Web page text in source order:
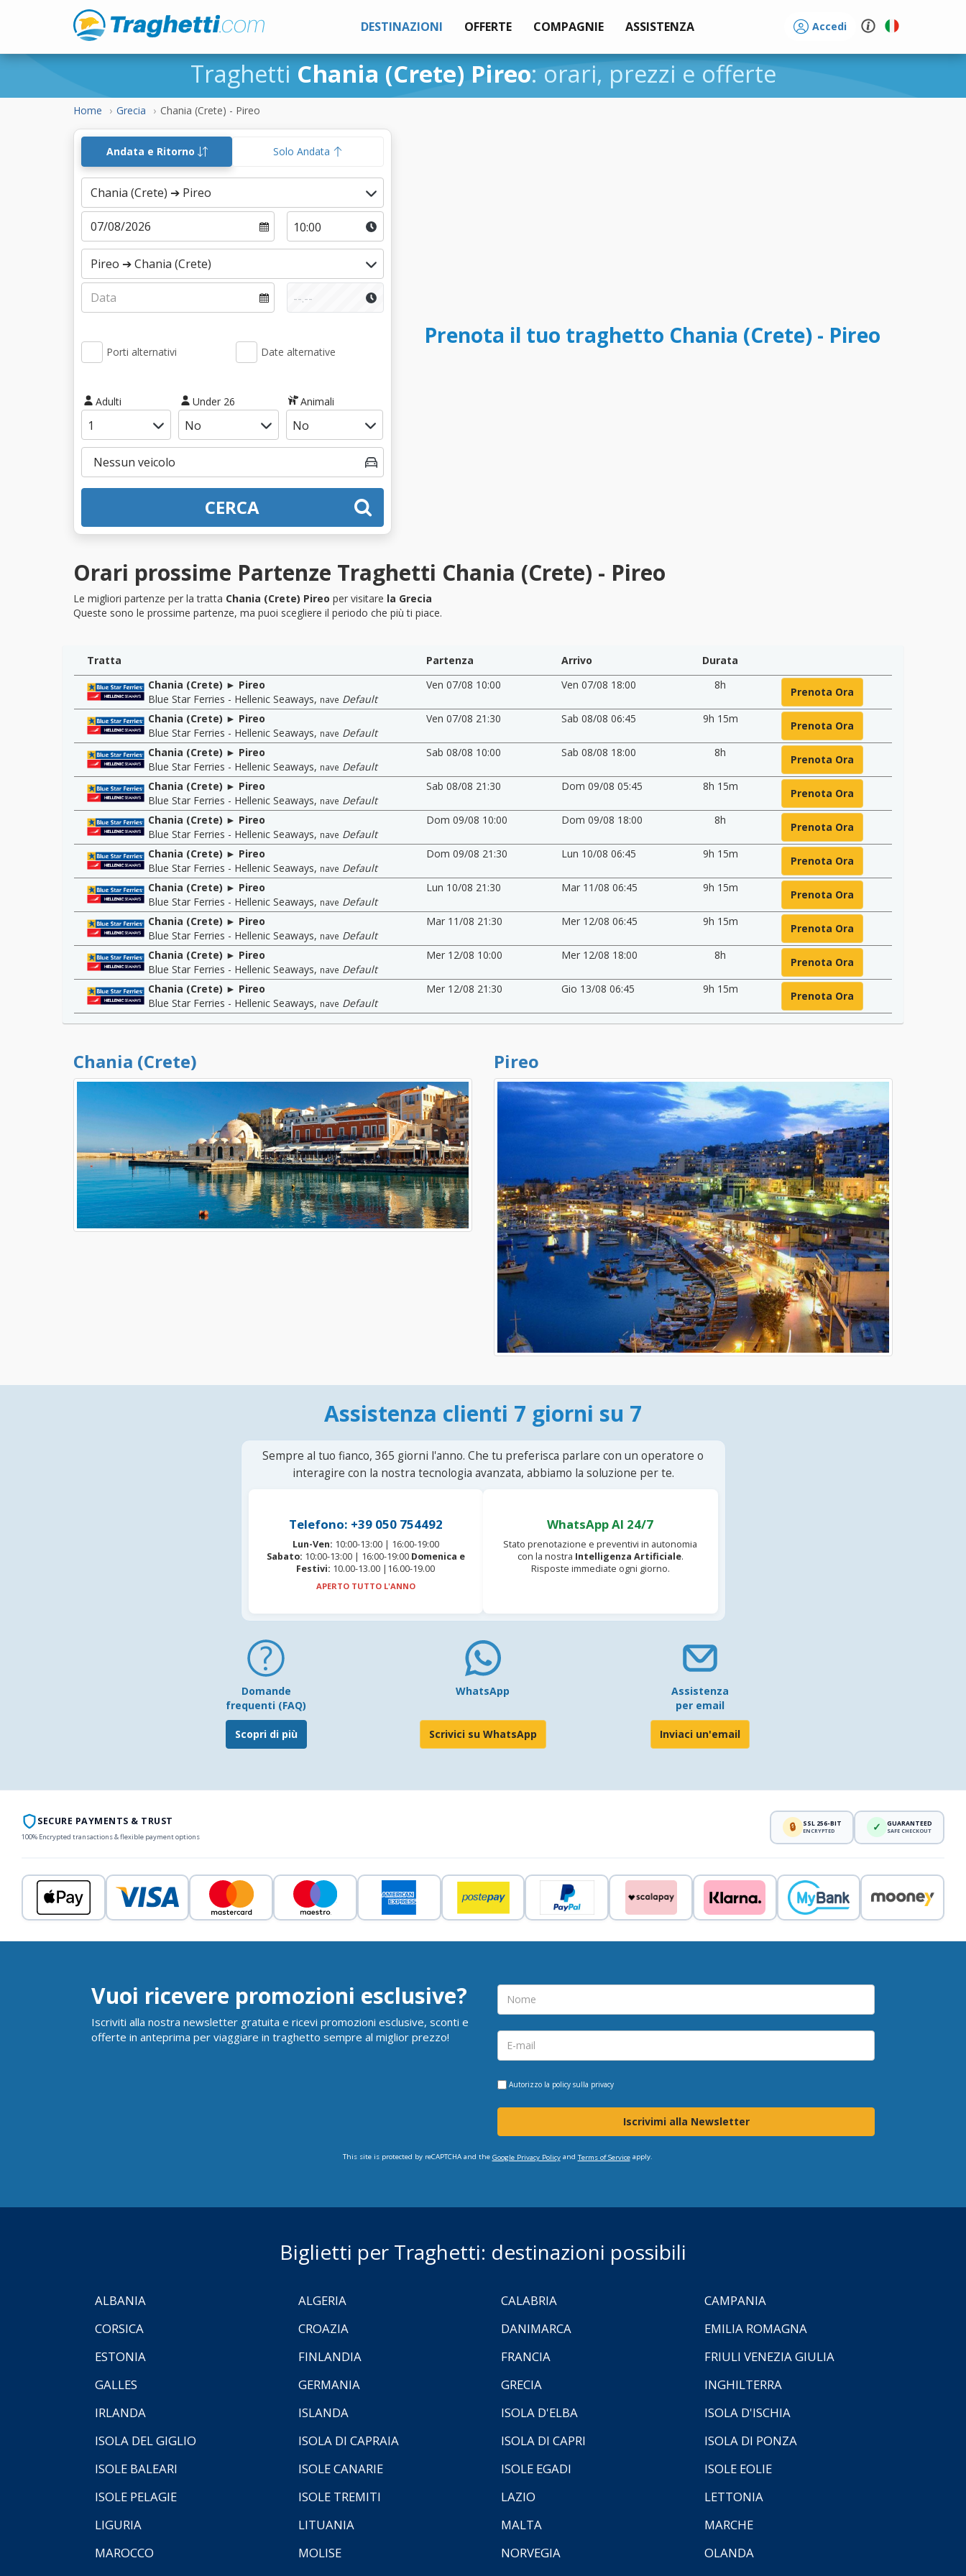
DESTINAZIONI OFFERTE COMPAGNIE ASSISTENZA Accedi
Traghetti Chania (Crete) Pireo: orari, prezzi e offerte
Home Grecia Chania (Crete) - Pireo
Andata e Ritorno Solo Andata
Porti alternativi Date alternative
Adulti Under 26 Animali
CERCA
Prenota il tuo traghetto Chania (Crete) - Pireo
Orari prossime Partenze Traghetti Chania (Crete) - Pireo
Le migliori partenze per la tratta Chania (Crete) Pireo per visitare la Grecia
Queste sono le prossime partenze, ma puoi scegliere il periodo che più ti piace.
Tratta Partenza Arrivo
Durata
Chania (Crete) ► Pireo
Blue Star Ferries - Hellenic Seaways, nave Default
Ven 07/08 10:00 Ven 07/08 18:00 8h
Prenota Ora
Chania (Crete) ► Pireo
Blue Star Ferries - Hellenic Seaways, nave Default
Ven 07/08 21:30 Sab 08/08 06:45 9h 15m
Prenota Ora
Chania (Crete) ► Pireo
Blue Star Ferries - Hellenic Seaways, nave Default
Sab 08/08 10:00 Sab 08/08 18:00 8h
Prenota Ora
Chania (Crete) ► Pireo
Blue Star Ferries - Hellenic Seaways, nave Default
Sab 08/08 21:30 Dom 09/08 05:45 8h 15m
Prenota Ora
Chania (Crete) ► Pireo
Blue Star Ferries - Hellenic Seaways, nave Default
Dom 09/08 10:00 Dom 09/08 18:00 8h
Prenota Ora
Chania (Crete) ► Pireo
Blue Star Ferries - Hellenic Seaways, nave Default
Dom 09/08 21:30 Lun 10/08 06:45 9h 15m
Prenota Ora
Chania (Crete) ► Pireo
Blue Star Ferries - Hellenic Seaways, nave Default
Lun 10/08 21:30 Mar 11/08 06:45 9h 15m
Prenota Ora
Chania (Crete) ► Pireo
Blue Star Ferries - Hellenic Seaways, nave Default
Mar 11/08 21:30 Mer 12/08 06:45 9h 15m
Prenota Ora
Chania (Crete) ► Pireo
Blue Star Ferries - Hellenic Seaways, nave Default
Mer 12/08 10:00 Mer 12/08 18:00 8h
Prenota Ora
Chania (Crete) ► Pireo
Blue Star Ferries - Hellenic Seaways, nave Default
Mer 12/08 21:30 Gio 13/08 06:45 9h 15m
Prenota Ora
Chania (Crete) Pireo
Assistenza clienti 7 giorni su 7
Sempre al tuo fianco, 365 giorni l'anno. Che tu preferisca parlare con un operatore o
interagire con la nostra tecnologia avanzata, abbiamo la soluzione per te.
Telefono: +39 050 754492
Lun-Ven: 10:00-13:00 | 16:00-19:00
Sabato: 10:00-13:00 | 16:00-19:00 Domenica e
Festivi: 10.00-13.00 |16.00-19.00
APERTO TUTTO L'ANNO
WhatsApp AI 24/7
Stato prenotazione e preventivi in autonomia
con la nostra Intelligenza Artificiale.
Risposte immediate ogni giorno.
Domande
frequenti (FAQ)
Scopri di più
WhatsApp
Scrivici su WhatsApp
Assistenza
per email
Inviaci un'email
SECURE PAYMENTS & TRUST
100% Encrypted transactions & flexible payment options
🔒 SSL 256-BIT
ENCRYPTED ✓ GUARANTEED
SAFE CHECKOUT
Vuoi ricevere promozioni esclusive?
Iscriviti alla nostra newsletter gratuita e ricevi promozioni esclusive, sconti e
offerte in anteprima per viaggiare in traghetto sempre al miglior prezzo!
Autorizzo la policy sulla privacy
Iscrivimi alla Newsletter
This site is protected by reCAPTCHA and the Google Privacy Policyand Terms of Serviceapply.
Biglietti per Traghetti: destinazioni possibili
ALBANIA ALGERIA CALABRIA
CAMPANIA
CORSICA
CROAZIA DANIMARCA
EMILIA ROMAGNA
ESTONIA
FINLANDIA FRANCIA
FRIULI VENEZIA GIULIA
GALLES
GERMANIA GRECIA
INGHILTERRA
IRLANDA
ISLANDA ISOLA D'ELBA
ISOLA D'ISCHIA
ISOLA DEL GIGLIO
ISOLA DI CAPRAIA ISOLA DI CAPRI
ISOLA DI PONZA
ISOLE BALEARI
ISOLE CANARIE ISOLE EGADI
ISOLE EOLIE
ISOLE PELAGIE
ISOLE TREMITI LAZIO
LETTONIA
LIGURIA
LITUANIA MALTA
MARCHE
MAROCCO
MOLISE NORVEGIA
OLANDA